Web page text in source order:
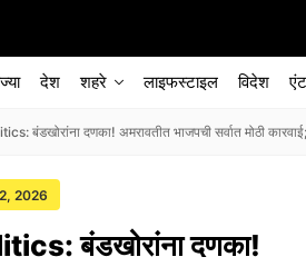
देश शहरे लाइफस्टाइल विदेश
बंडखोरांना दणका! अमरावतीत भाजपची सर्वात मोठी
2026
बंडखोरांना दणका!